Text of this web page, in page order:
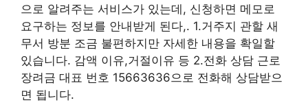
으로 알려주는 서비스가 있는데, 신청하면 메모로
요구하는 정보를 안내받게 된다,. 1.거주지 관할 새
무서 방분 조금 불편하지만 자세한 내용을 확일할
있습니다. 감액 이유,거절이유 등 2.전화 상담 근로
장려금 대표 번호 15663636으로 전화해 상담받으
면 됩니다.